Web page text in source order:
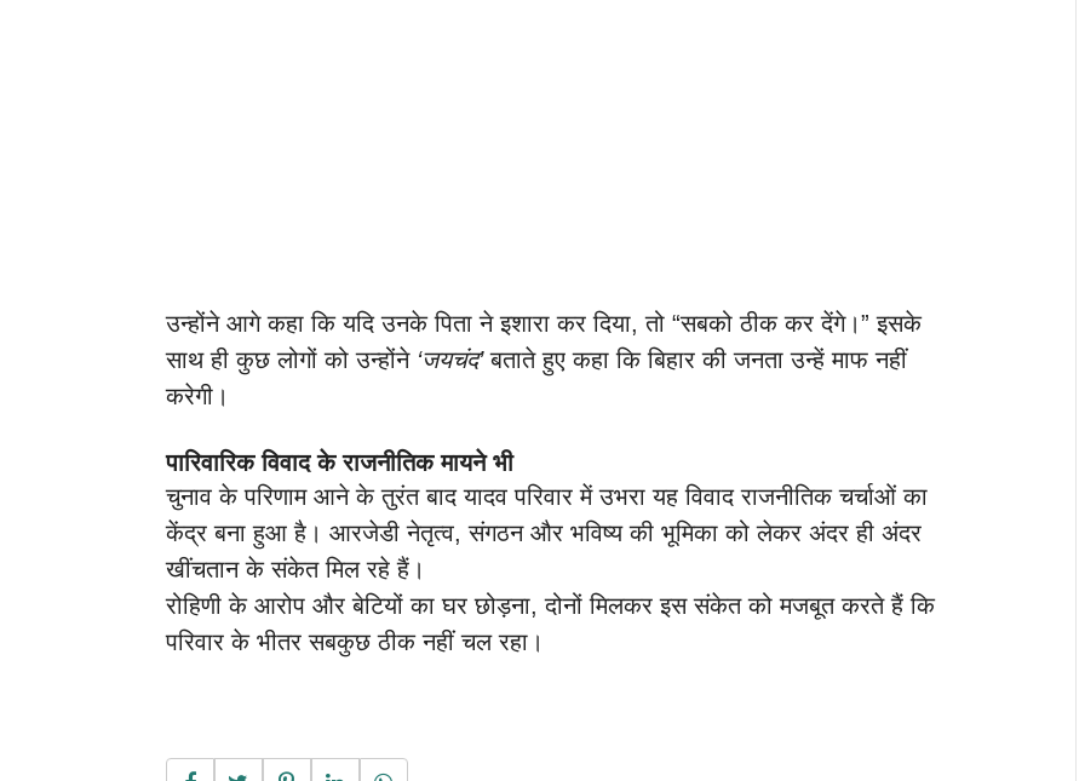
उन्होंने आगे कहा कि यदि उनके पिता ने इशारा कर दिया, तो “सबको ठीक कर देंगे।” इसके
साथ ही कुछ लोगों को उन्होंने ‘जयचंद’बताते हुए कहा कि बिहार की जनता उन्हें माफ नहीं
करेगी।
पारिवारिक विवाद के राजनीतिक मायने भी
चुनाव के परिणाम आने के तुरंत बाद यादव परिवार में उभरा यह विवाद राजनीतिक चर्चाओं का
केंद्र बना हुआ है। आरजेडी नेतृत्व, संगठन और भविष्य की भूमिका को लेकर अंदर ही अंदर
खींचतान के संकेत मिल रहे हैं।
रोहिणी के आरोप और बेटियों का घर छोड़ना, दोनों मिलकर इस संकेत को मजबूत करते हैं कि
परिवार के भीतर सबकुछ ठीक नहीं चल रहा।